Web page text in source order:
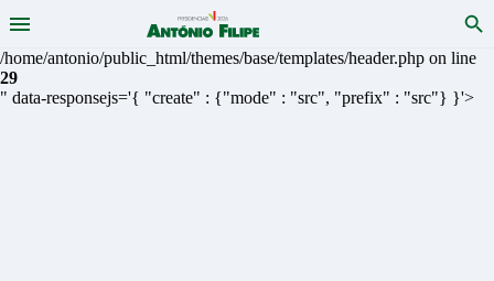
/home/antonio/public_html/themes/base/templates/header.php on line
29
" data-responsejs='{ "create" : {"mode" : "src", "prefix" : "src"} }'>
Menu
António
Filipe
Saltar
para
conteudo